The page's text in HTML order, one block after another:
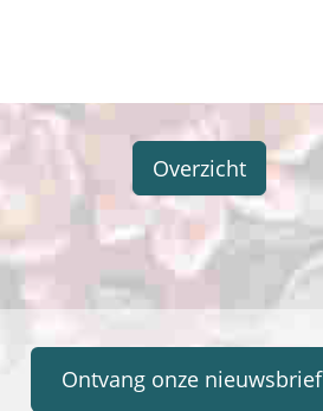
Overzicht
Ontvang onze nieuwsbrief